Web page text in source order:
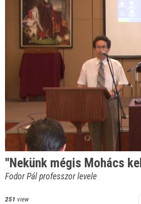
"Nekünk mégis Mohács
Fodor Pál professzor levele
251 view